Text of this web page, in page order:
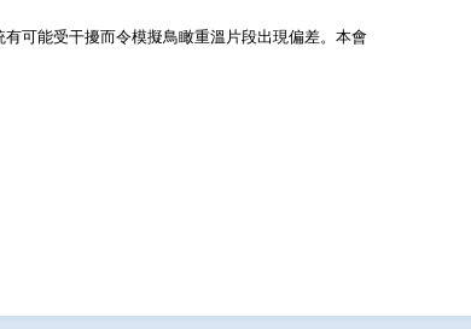
可能受干擾而令模擬鳥瞰重溫片段出現偏差。本會